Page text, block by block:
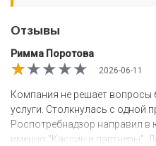
Отзывы
Римма Поротова
2026-06-11
★★★★★
★★★★★
★★★★★
Компания не решает вопросы
услуги. Столкнулась с одной
Роспотребнадзор направил
именно "Кассин и партнеры".